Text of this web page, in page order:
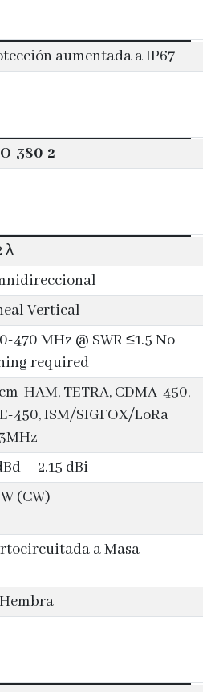
aumentada a IP67
380-2
λ
Vertical
470 MHz @ SWR ≤1.5 No
required
HAM, TETRA, CDMA-450,
450, ISM/SIGFOX/LoRa
– 2.15 dBi
(CW)
a Masa